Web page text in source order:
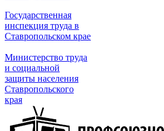
Государственная
инспекция труда в
Ставропольском крае
Министерство труда
и социальной
защиты населения
Ставропольского
края